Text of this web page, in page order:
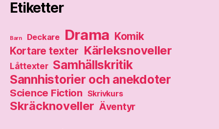
Etiketter
Barn Deckare Drama Komik
Kortare texter Kärleksnoveller
Låttexter Samhällskritik
Sannhistorier och anekdoter
Science Fiction Skrivkurs
Skräcknoveller Äventyr